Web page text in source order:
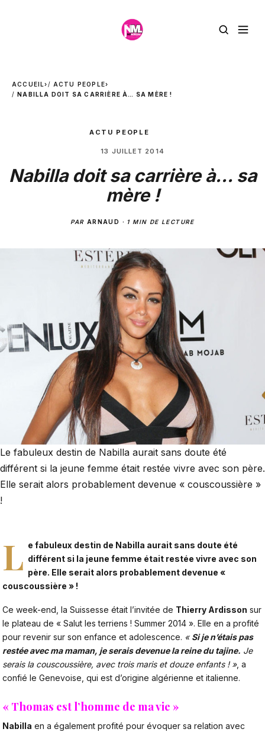
ACCUEIL› ACTU PEOPLE›
NABILLA DOIT SA CARRIÈRE À… SA MÈRE !
ACTU PEOPLE
13 JUILLET 2014
Nabilla doit sa carrière à… sa
mère !
PAR ARNAUD · 1 MIN DE LECTURE
Le fabuleux destin de Nabilla aurait sans doute été
différent si la jeune femme était restée vivre avec son père.
Elle serait alors probablement devenue « couscoussière »
!
L e fabuleux destin de Nabilla aurait sans doute été
différent si la jeune femme était restée vivre avec son
père. Elle serait alors probablement devenue «
couscoussière » !
Ce week-end, la Suissesse était l’invitée de Thierry Ardisson sur
le plateau de « Salut les terriens ! Summer 2014 ». Elle en a profité
pour revenir sur son enfance et adolescence. «Si je n’étais pas
restée avec ma maman, je serais devenue la reine du tajine. Je
serais la couscoussière, avec trois maris et douze enfants ! », a
confié le Genevoise, qui est d’origine algérienne et italienne.
« Thomas est l’homme de ma vie »
Nabilla en a également profité pour évoquer sa relation avec